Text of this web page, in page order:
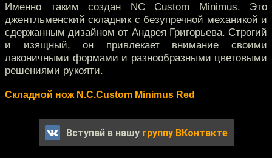
Именно таким создан NC Custom Minimus. Это
джентльменский складник с безупречной механикой и
сдержанным дизайном от Андрея Григорьева. Строгий
и изящный, он привлекает внимание своими
лаконичными формами и разнообразными цветовыми
решениями рукояти.
Складной нож N.C.Custom Minimus Red
Вступай в нашу группу ВКонтакте